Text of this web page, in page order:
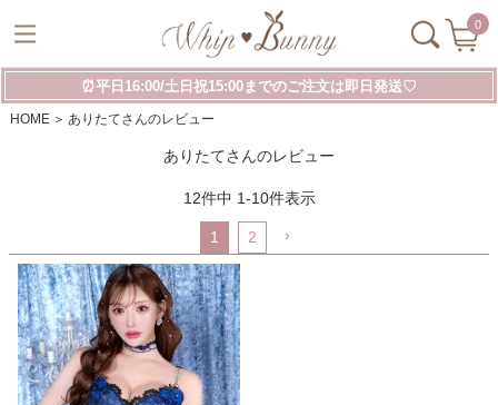
0
⏰平日16:00/土日祝15:00までのご注文は即日発送♡
HOME ありたてさんのレビュー
ありたてさんのレビュー
12件中 1-10件表示
1 2